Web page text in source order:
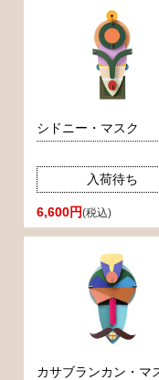
シドニー・マスク
入荷待ち
6,600円(税込)
カサブランカン・マ